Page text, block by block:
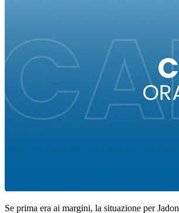
Se prima era ai margini, la situazione per